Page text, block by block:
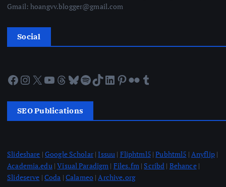
Gmail: hoangvv.blogger@gmail.com
Social
Facebook Instagram X YouTube Threads Bluesky Spotify TikTok LinkedIn Pinterest Flickr Tumblr
SEO Publications
Slideshare | Google Scholar|Issuu | Fliphtml5|Pubhtml5 | Anyflip|
Academia.edu |Visual Paradigm | Files.fm | Scribd | Behance|
Slideserve | Coda | Calameo| Archive.org